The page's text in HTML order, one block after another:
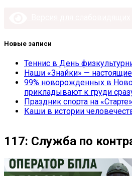
Новые записи
Теннис в День
Наши «Знайки» —
99% новорожденных в
прикладывают к груди
Праздник спорта на «Старте»
Каши в истории
117: Служба по